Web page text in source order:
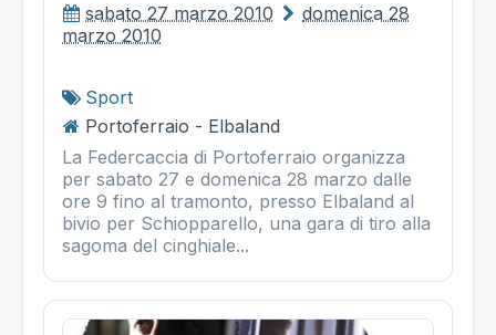
sabato 27 marzo 2010
domenica 28
marzo 2010
Sport
Portoferraio - Elbaland
La Federcaccia di Portoferraio organizza
per sabato 27 e domenica 28 marzo dalle
ore 9 fino al tramonto, presso Elbaland al
bivio per Schiopparello, una gara di tiro alla
sagoma del cinghiale...